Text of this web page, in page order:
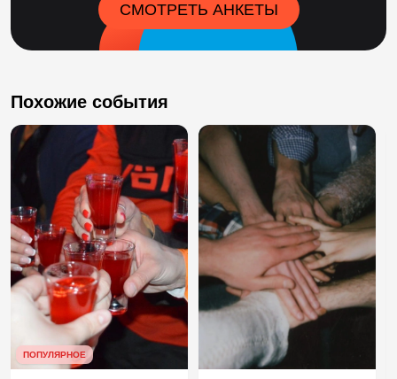
СМОТРЕТЬ АНКЕТЫ
Похожие события
ПОПУЛЯРНОЕ